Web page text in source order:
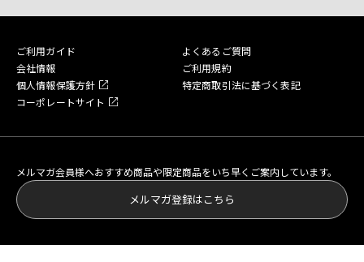
ご利用ガイド
よくあるご質問
会社情報
ご利用規約
個人情報保護方針
特定商取引法に基づく表記
コーポレートサイト
メルマガ会員様へおすすめ商品や限定商品をいち早くご案内しています。
メルマガ登録はこちら